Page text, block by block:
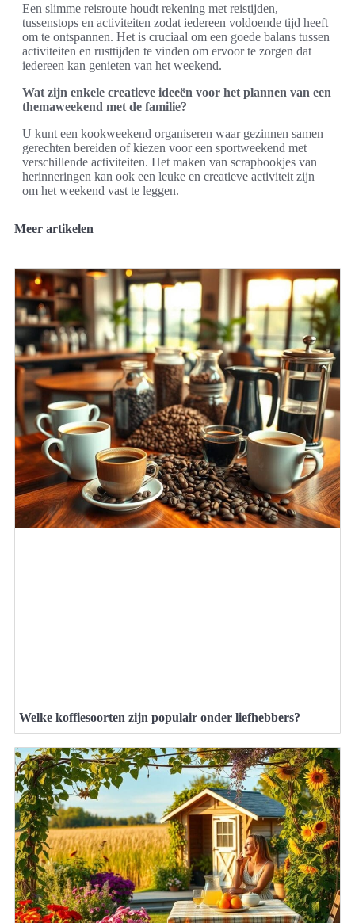
Een slimme reisroute houdt rekening met reistijden,
tussenstops en activiteiten zodat iedereen voldoende tijd heeft
om te ontspannen. Het is cruciaal om een goede balans tussen
activiteiten en rusttijden te vinden om ervoor te zorgen dat
iedereen kan genieten van het weekend.
Wat zijn enkele creatieve ideeën voor het plannen van een
themaweekend met de familie?
U kunt een kookweekend organiseren waar gezinnen samen
gerechten bereiden of kiezen voor een sportweekend met
verschillende activiteiten. Het maken van scrapbookjes van
herinneringen kan ook een leuke en creatieve activiteit zijn
om het weekend vast te leggen.
Meer artikelen
Welke koffiesoorten zijn populair onder liefhebbers?